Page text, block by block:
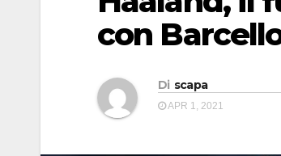
con
Di scapa
APR 1, 2021